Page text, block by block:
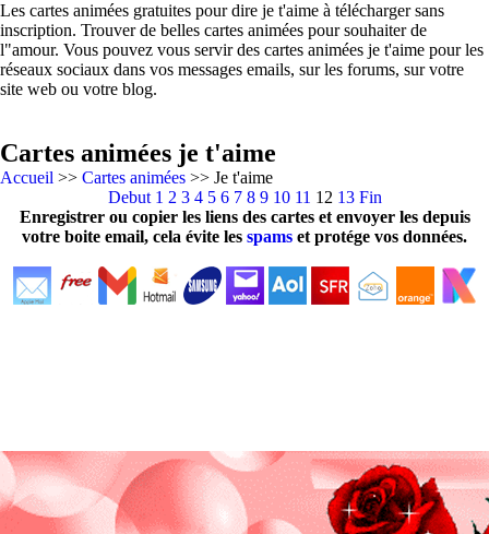
Les cartes animées gratuites pour dire je t'aime à télécharger sans
inscription. Trouver de belles cartes animées pour souhaiter de
l"amour. Vous pouvez vous servir des cartes animées je t'aime pour les
réseaux sociaux dans vos messages emails, sur les forums, sur votre
site web ou votre blog.
Cartes animées je t'aime
Accueil >> Cartes animées >> Je t'aime
Debut 1 2 3 4 5 6 7 8 9 10 11 12 13 Fin
Enregistrer ou copier les liens des cartes et envoyer les depuis
votre boite email, cela évite les spams et protége vos données.